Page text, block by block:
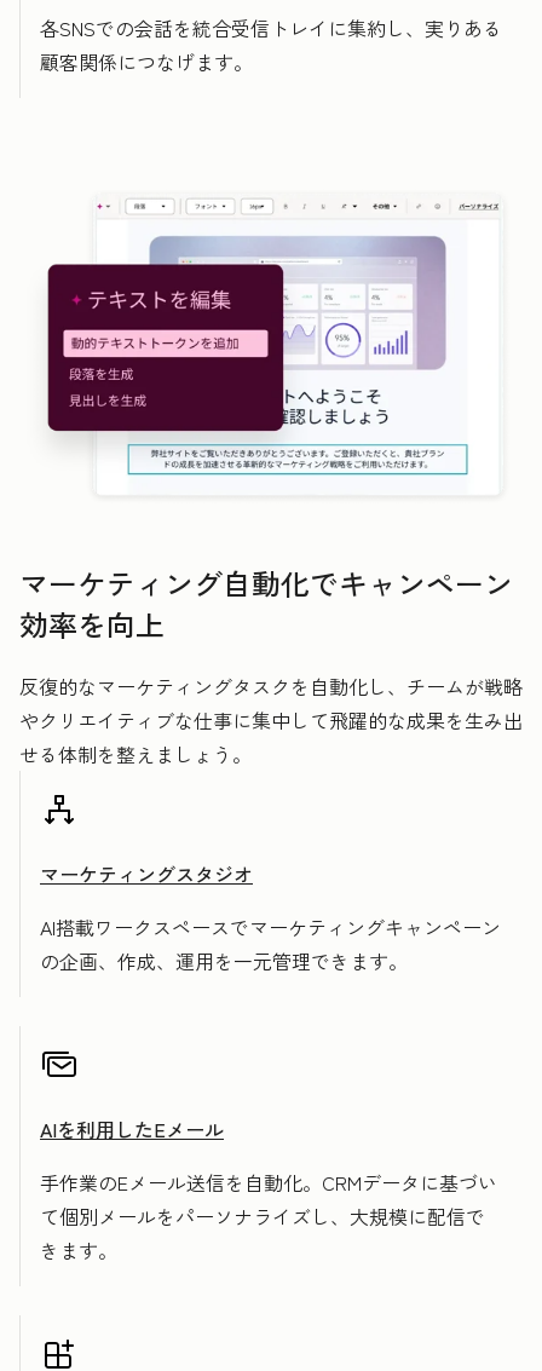
各SNSでの会話を統合受信トレイに集約し、実りある
顧客関係につなげます。
マーケティング自動化でキャンペーン
効率を向上
反復的なマーケティングタスクを自動化し、チームが戦略
やクリエイティブな仕事に集中して飛躍的な成果を生み出
せる体制を整えましょう。
マーケティングスタジオ
AI搭載ワークスペースでマーケティングキャンペーン
の企画、作成、運用を一元管理できます。
AIを利用したEメール
手作業のEメール送信を自動化。CRMデータに基づい
て個別メールをパーソナライズし、大規模に配信で
きます。